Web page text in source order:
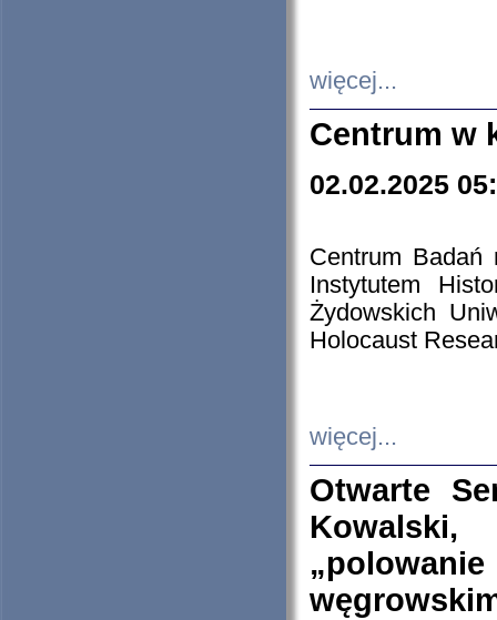
więcej...
Centrum w
02.02.2025
Centrum Badań
Instytutem
Żydowskich
Holocaust
więcej...
Otwarte